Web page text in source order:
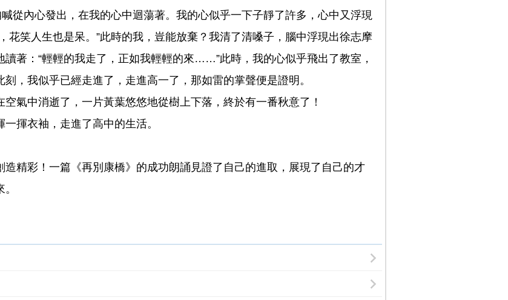
從內心發出，在我的心中迴蕩著。我的心似乎一下子靜了許多，心中又浮現
花笑人生也是呆。”此時的我，豈能放棄？我清了清嗓子，腦中浮現出徐志摩
著：“輕輕的我走了，正如我輕輕的來……”此時，我的心似乎飛出了教室，
，我似乎已經走進了，走進高一了，那如雷的掌聲便是證明。
氣中消逝了，一片黃葉悠悠地從樹上下落，終於有一番秋意了！
揮衣袖，走進了高中的生活。
精彩！一篇《再別康橋》的成功朗誦見證了自己的進取，展現了自己的才